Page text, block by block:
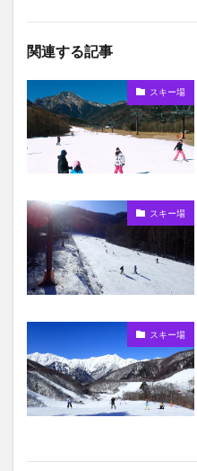
関連する記事
スキー場
スキー場
スキー場